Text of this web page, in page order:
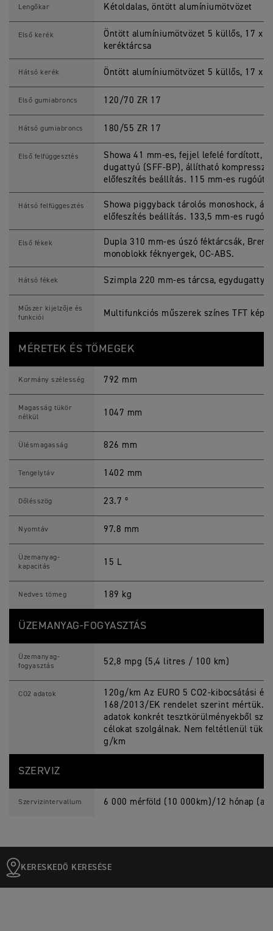
Lengőkar Kétoldalas, öntött alumíniumötvözet
Első kerék
Öntött alumíniumötvözet 5 küllős, 17 x
keréktárcsa
Hátsó kerék Öntött alumíniumötvözet 5 küllős, 17 x
Első gumiabroncs 120/70 ZR 17
Hátsó gumiabroncs 180/55 ZR 17
Első felfüggesztés
Showa 41 mm-es, fejjel lefelé fordított,
dugattyú (SFF-BP), állítható
előfeszítés beállítás. 115 mm-es rugóút.
Hátsó felfüggesztés
Showa piggyback tárolós monoshock,
előfeszítés beállítás. 133,5 mm-es
Első fékek
Dupla 310 mm-es úszó féktárcsák,
monoblokk féknyergek, OC-ABS.
Hátsó fékek Szimpla 220 mm-es tárcsa,
Műszer kijelzője és
funkciói
Multifunkciós műszerek színes TFT
MÉRETEK ÉS TÖMEGEK
Kormány szélesség 792 mm
Magasság tükör
nélkül
1047 mm
Ülésmagasság 826 mm
Tengelytáv 1402 mm
Dőlésszög 23.7 º
Nyomtáv 97.8 mm
Üzemanyag-
kapacitás
15 L
Nedves tömeg 189 kg
ÜZEMANYAG-FOGYASZTÁS
Üzemanyag-
fogyasztás
52,8 mpg (5,4 litres / 100 km)
CO2 adatok
120g/km Az EURO 5 CO2-kibocsátási
168/2013/EK rendelet szerint mértük.
adatok konkrét tesztkörülményekből
célokat szolgálnak. Nem feltétlenül
g/km
SZERVIZ
Szervizintervallum 6 000 mérföld (10 000km)/12 hónap
KERESKEDŐ KERESÉSE